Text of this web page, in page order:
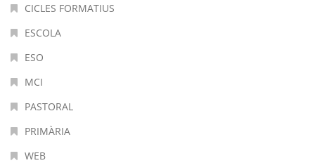
CICLES FORMATIUS
ESCOLA
ESO
MCI
PASTORAL
PRIMÀRIA
WEB